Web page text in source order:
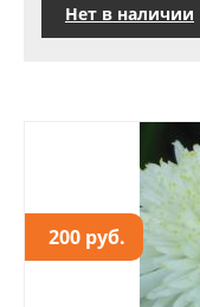
Нет в наличии
200 руб.